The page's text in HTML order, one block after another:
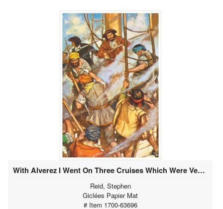
With Alverez I Went On Three Cruises Which Were Very Successful
Reid, Stephen
Giclées Papier Mat
# Item 1700-63696